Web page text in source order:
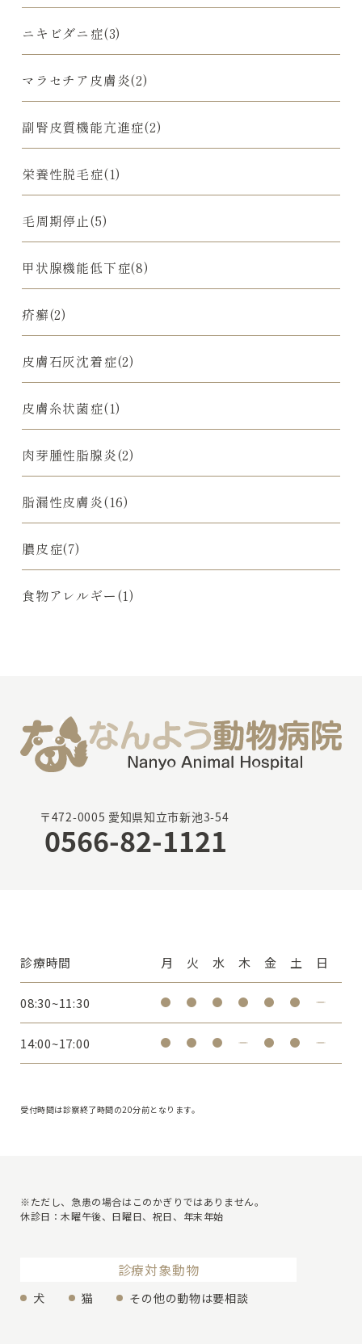
ニキビダニ症(3)
マラセチア皮膚炎(2)
副腎皮質機能亢進症(2)
栄養性脱毛症(1)
毛周期停止(5)
甲状腺機能低下症(8)
疥癬(2)
皮膚石灰沈着症(2)
皮膚糸状菌症(1)
肉芽腫性脂腺炎(2)
脂漏性皮膚炎(16)
膿皮症(7)
食物アレルギー(1)
〒472-0005 愛知県知立市新池3-54
0566-82-1121
診療時間 月 火 水 木 金 土 日
08:30~11:30
14:00~17:00
受付時間は診察終了時間の20分前となります。
※ただし、急患の場合はこのかぎりではありません。
休診日：木曜午後、日曜日、祝日、年末年始
診療対象動物
犬 猫 その他の動物は要相談